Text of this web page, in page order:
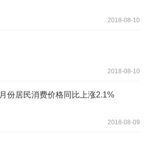
2018-08-10
2018-08-10
份居民消费价格同比上涨2.1%
2018-08-09